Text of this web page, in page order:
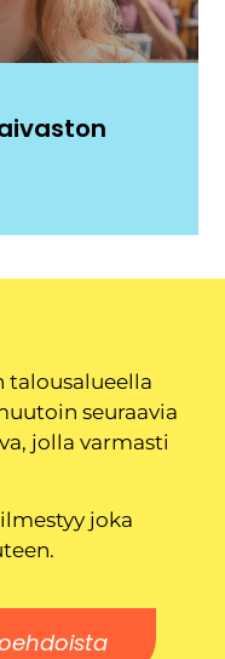
talousalueella
seuraavia
jolla varmasti
joka